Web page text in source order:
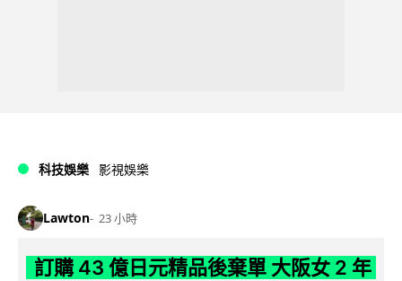
科技娛樂 影視娛樂
Lawton 23 小時
訂購 43 億日元精品後棄單 大阪女 2 年